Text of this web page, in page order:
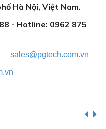
Hà Nội, Việt Nam.
- Hotline: 0962 875
sales@pgtech.com.vn